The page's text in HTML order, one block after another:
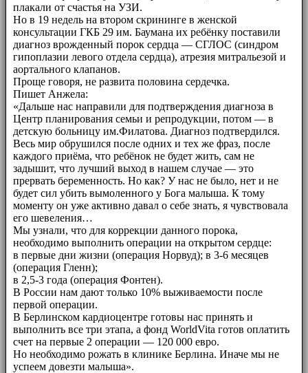
плакали от счастья на УЗИ.
Но в 19 недель на втором скрининге в женской
консультации ГКБ 29 им. Баумана их ребёнку поставили
диагноз врожденный порок сердца — СГЛОС (синдром
гипоплазии левого отдела сердца), атрезия митральезой и
аортального клапанов.
Проще говоря, не развита половина сердечка.
Пишет Анжела:
«Дальше нас направили для подтверждения диагноза в
Центр планирования семьи и репродукции, потом — в
детскую больницу им.Филатова. Диагноз подтвердился.
Весь мир обрушился после одних и тех же фраз, после
каждого приёма, что ребёнок не будет жить, сам не
задышит, что лучший выход в нашем случае — это
прервать беременность. Но как? У нас не было, нет и не
будет сил убить вымоленного у Бога малыша. К тому
моменту он уже активно давал о себе знать, я чувствовала
его шевеления…
Мы узнали, что для коррекции данного порока,
необходимо выполнить операции на открытом сердце:
в первые дни жизни (операция Норвуд); в 3-6 месяцев
(операция Гленн);
в 2,5-3 года (операция Фонтен).
В России нам дают только 10% выживаемости после
первой операции.
В Берлинском кардиоцентре готовы нас принять и
выполнить все три этапа, а фонд WorldVita готов оплатить
счет на первые 2 операции — 120 000 евро.
Но необходимо рожать в клинике Берлина. Иначе мы не
успеем довезти малыша».